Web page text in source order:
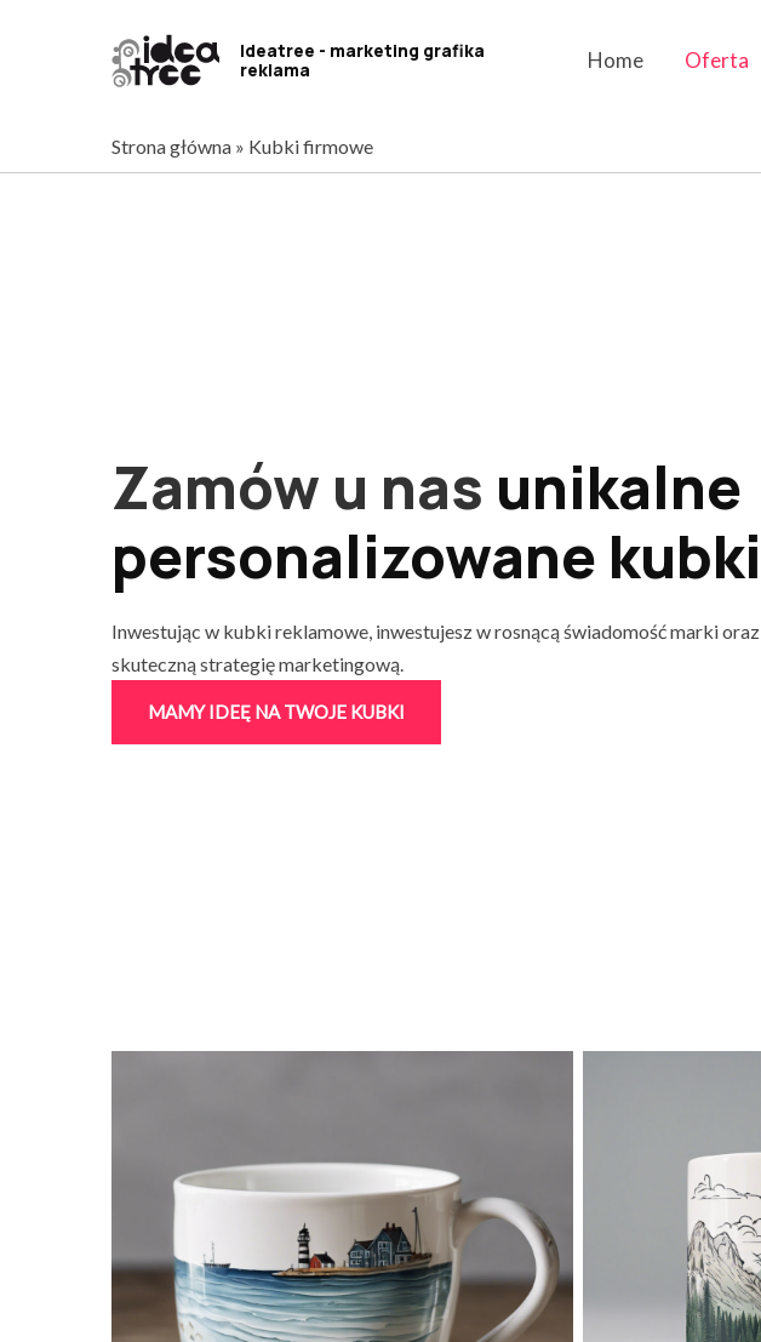
Ideatree - marketing grafika
reklama
Home Oferta
Strona główna » Kubki firmowe
Zamów u nas unikalne
personalizowane kubki
Inwestując w kubki reklamowe, inwestujesz w rosnącą świadomość marki oraz
skuteczną strategię marketingową.
MAMY IDEĘ NA TWOJE KUBKI
No Caption